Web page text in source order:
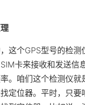
这个GPS型号的检测
卡来接收和发送信
。咱们这个检测仪就
定位器。平时，只要